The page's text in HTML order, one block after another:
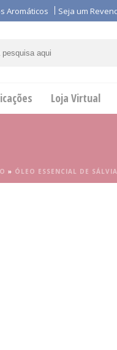
Aromáticos Seja um
Loja Virtual
» ÓLEO ESSENCIAL DE